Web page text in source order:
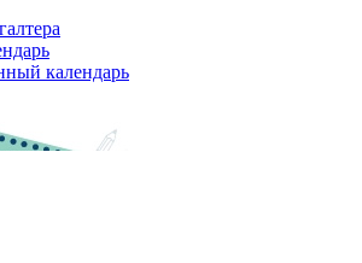
календарь